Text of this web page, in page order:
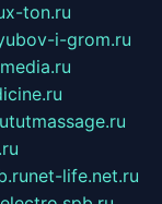
x-ton.ru
i-grom.ru
tutmassage.ru
net-life.net.ru